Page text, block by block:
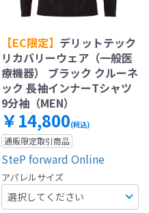
【EC限定】 デリットテック
リカバリーウェア（一般医
療機器） ブラック クルーネ
ック 長袖インナーTシャツ
9分袖（MEN）
￥14,800(税込)
通販限定取引商品
SteP forward Online
アパレルサイズ